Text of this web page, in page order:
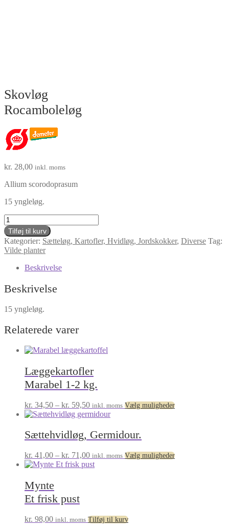
Skovløg
Rocamboleløg
kr. 28,00 inkl. moms
Allium scorodoprasum
15 yngleløg.
Skovløg
Rocamboleløg
antal
Tilføj til kurv
Kategorier: Sætteløg, Kartofler, Hvidløg, Jordskokker, Diverse Tag:
Vilde planter
Beskrivelse
Beskrivelse
15 yngleløg.
Relaterede varer
Læggekartofler
Marabel 1-2 kg.
kr. 34,50 – kr. 59,50Prisinterval:
kr. 34,50
kr. 59,50
inkl. moms Vælg mulighederDette
kan
Sættehvidløg, Germidour.
kr. 41,00 – kr. 71,00Prisinterval:
kr. 41,00
inkl. moms Vælg mulighederDette
Mynte
Et frisk pust
kr. 98,00 inkl. moms Tilføj til kurv